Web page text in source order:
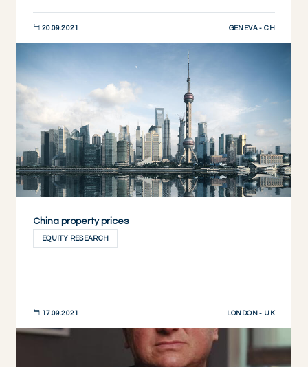
20.09.2021 GENEVA - CH
China property prices
EQUITY RESEARCH
17.09.2021 LONDON - UK